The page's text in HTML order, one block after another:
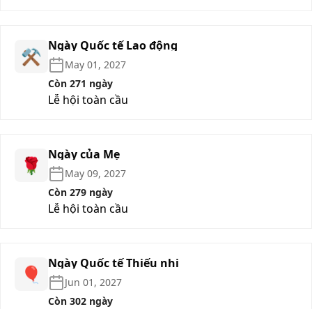
⚒️ Ngày Quốc tế Lao động
May 01, 2027
Còn 271 ngày
Lễ hội toàn cầu
🌹 Ngày của Mẹ
May 09, 2027
Còn 279 ngày
Lễ hội toàn cầu
🎈 Ngày Quốc tế Thiếu nhi
Jun 01, 2027
Còn 302 ngày